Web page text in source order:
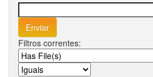
Filtros correntes: